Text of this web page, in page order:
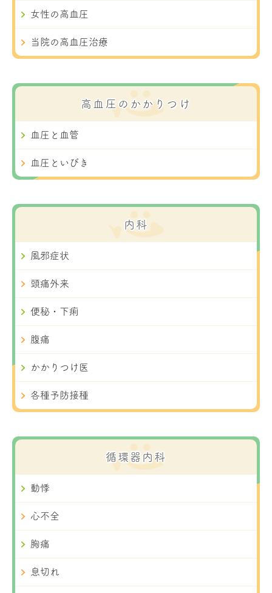
女性の高血圧
当院の高血圧治療
高血圧のかかりつけ
血圧と血管
血圧といびき
内科
風邪症状
頭痛外来
便秘・下痢
腹痛
かかりつけ医
各種予防接種
循環器内科
動悸
心不全
胸痛
息切れ